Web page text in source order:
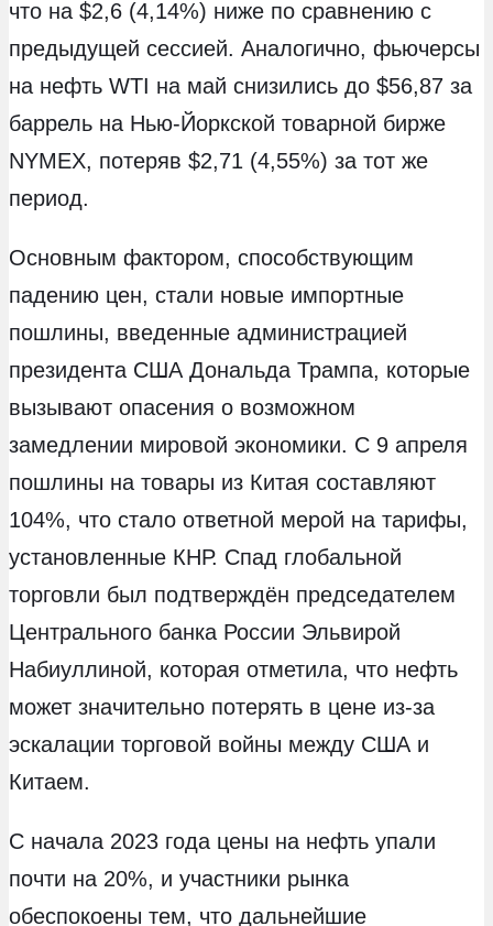
что на $2,6 (4,14%) ниже по сравнению с
предыдущей сессией. Аналогично, фьючерсы
на нефть WTI на май снизились до $56,87 за
баррель на Нью-Йоркской товарной бирже
NYMEX, потеряв $2,71 (4,55%) за тот же
период.
Основным фактором, способствующим
падению цен, стали новые импортные
пошлины, введенные администрацией
президента США Дональда Трампа, которые
вызывают опасения о возможном
замедлении мировой экономики. С 9 апреля
пошлины на товары из Китая составляют
104%, что стало ответной мерой на тарифы,
установленные КНР. Спад глобальной
торговли был подтверждён председателем
Центрального банка России Эльвирой
Набиуллиной, которая отметила, что нефть
может значительно потерять в цене из-за
эскалации торговой войны между США и
Китаем.
С начала 2023 года цены на нефть упали
почти на 20%, и участники рынка
обеспокоены тем, что дальнейшие